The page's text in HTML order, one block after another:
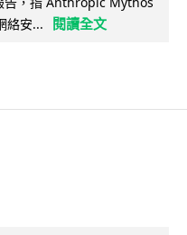
絡安...
閱讀全文